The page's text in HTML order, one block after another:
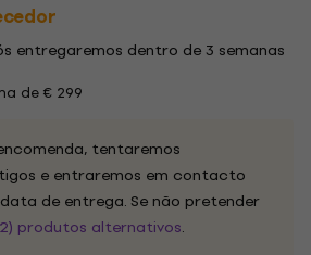
entregaremos dentro de 3 semanas
de € 299
tentaremos
e entraremos em contacto
de entrega. Se não pretender
produtos alternativos.